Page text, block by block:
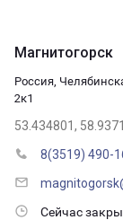
Магнитогорск
Россия,
2к1
53.434801,
8(3519) 490-
Сейчас